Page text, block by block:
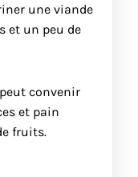
une viande
et un peu de
convenir
et pain
fruits.